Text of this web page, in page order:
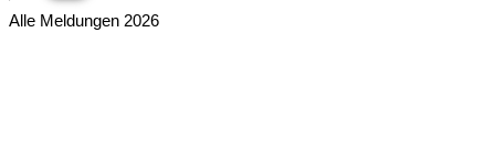
Alle Meldungen 2026